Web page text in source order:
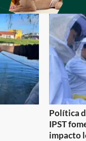
Política
IPST
impacto